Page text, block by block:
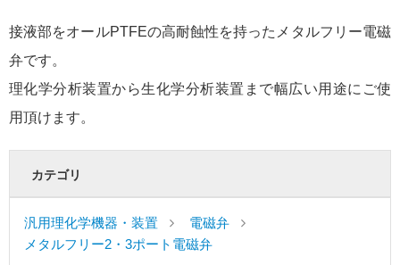
接液部をオールPTFEの高耐蝕性を持ったメタルフリー電磁
弁です。
理化学分析装置から生化学分析装置まで幅広い用途にご使
用頂けます。
カテゴリ
汎用理化学機器・装置
電磁弁
メタルフリー2・3ポート電磁弁